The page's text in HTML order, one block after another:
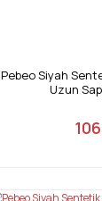
Pebeo Siyah
Uzun